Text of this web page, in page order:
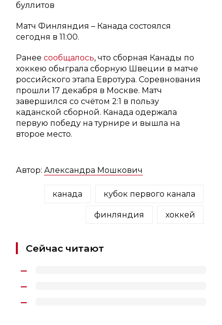
буллитов
Матч Финляндия – Канада состоялся
сегодня в 11:00.
Ранее сообщалось, что сборная Канады по
хоккею обыграла сборную Швеции в матче
российского этапа Евротура. Соревнования
прошли 17 декабря в Москве. Матч
завершился со счётом 2:1 в пользу
каданской сборной. Канада одержала
первую победу на турнире и вышла на
второе место.
Автор: Александра Мошкович
канада кубок первого канала
финляндия хоккей
Сейчас читают